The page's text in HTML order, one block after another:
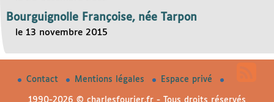
Bourguignolle Françoise, née Tarpon
le 13 novembre 2015
Contact Mentions légales Espace privé